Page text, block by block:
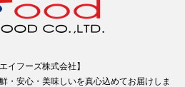
イフーズ株式会社】
・安心・美味しいを真心込めてお届けしま